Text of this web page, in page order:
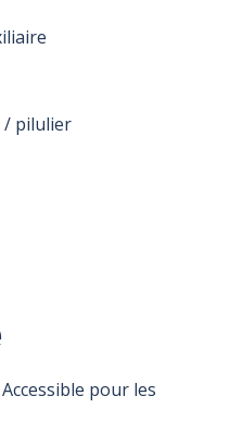
/ pilulier
pour les